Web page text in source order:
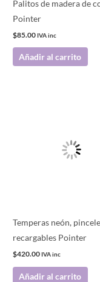
Palitos de madera de
Pointer
$85.00 IVA inc
Añadir al carrito
Temperas neón,
recargables Pointer
$420.00 IVA inc
Añadir al carrito